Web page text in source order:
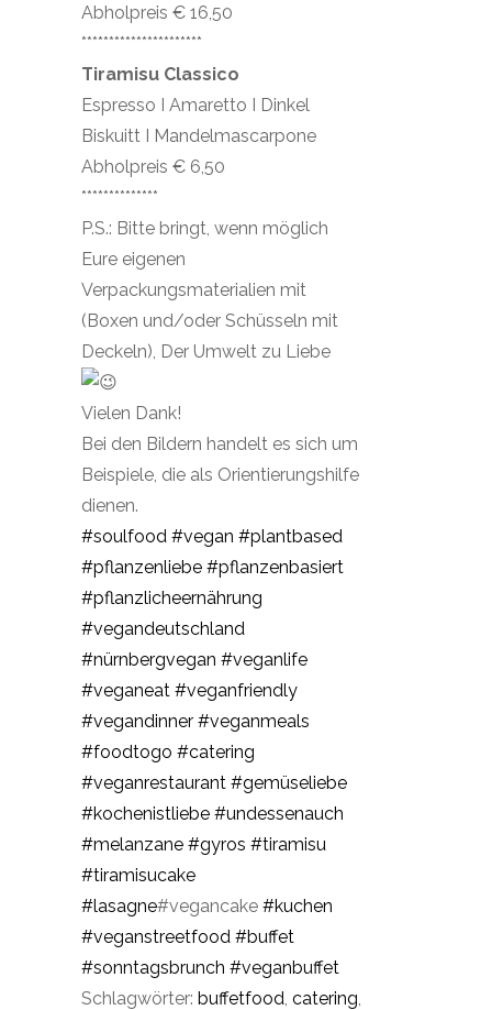
Abholpreis € 16,50
**********************
Tiramisu Classico
Espresso I Amaretto I Dinkel
Biskuitt I Mandelmascarpone
Abholpreis € 6,50
**************
P.S.: Bitte bringt, wenn möglich
Eure eigenen
Verpackungsmaterialien mit
(Boxen und/oder Schüsseln mit
Deckeln), Der Umwelt zu Liebe
Vielen Dank!
Bei den Bildern handelt es sich um
Beispiele, die als Orientierungshilfe
dienen.
#soulfood #vegan #plantbased
#pflanzenliebe #pflanzenbasiert
#pflanzlicheernährung
#vegandeutschland
#nürnbergvegan #veganlife
#veganeat #veganfriendly
#vegandinner #veganmeals
#foodtogo #catering
#veganrestaurant #gemüseliebe
#kochenistliebe #undessenauch
#melanzane #gyros #tiramisu
#tiramisucake
#lasagne#vegancake #kuchen
#veganstreetfood #buffet
#sonntagsbrunch #veganbuffet
Schlagwörter: buffetfood catering